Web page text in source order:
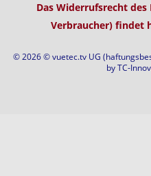
Das Widerrufsrecht
Verbraucher) findet
© 2026 © vuetec.tv UG
byTC-